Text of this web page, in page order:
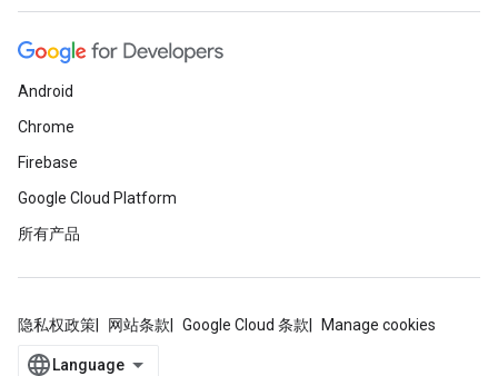
Android
Chrome
Firebase
Google Cloud Platform
所有产品
隐私权政策 网站条款 Google Cloud 条款 Manage cookies